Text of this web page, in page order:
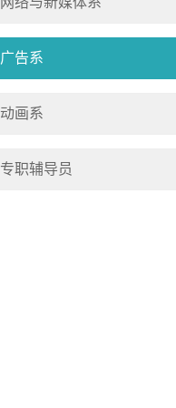
广告系
动画系
专职辅导员